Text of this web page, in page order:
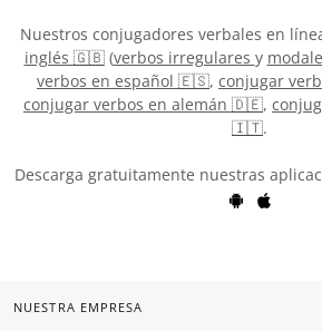
Nuestros conjugadores verbales en
inglés 🇬🇧(verbos irregulares y
verbos en español 🇪🇸, conjugar
conjugar verbos en alemán 🇩🇪,
🇮🇹.
Descarga gratuitamente nuestras
NUESTRA EMPRESA